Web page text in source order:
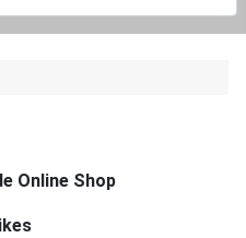
Online Shop